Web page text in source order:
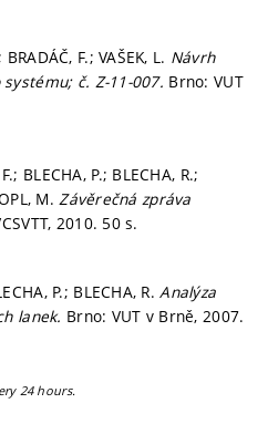
F.; VAŠEK, L. Návrh
č. Z-11-007. Brno: VUT
BLECHA, P.; BLECHA, R.;
M. Závěrečná zpráva
2010. 50 s.
P.; BLECHA, R.Analýza
lanek. Brno: VUT v Brně, 2007.
24 hours.